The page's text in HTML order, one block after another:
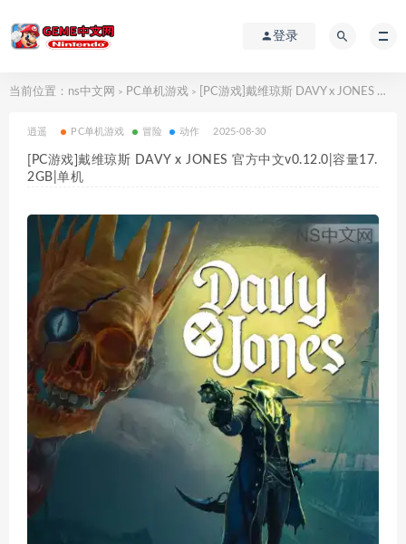
登录
当前位置： ns中文网 > PC单机游戏 > [PC游戏]戴维琼斯 DAVY x JONES 官方中文v0.12.0|容量17.2GB|单机
逍遥 PC单机游戏 冒险 动作 2025-08-30
[PC游戏]戴维琼斯 DAVY x JONES 官方中文v0.12.0|容量17.
2GB|单机